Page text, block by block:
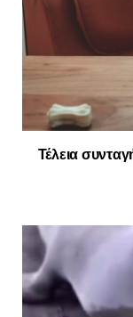
Τέλεια